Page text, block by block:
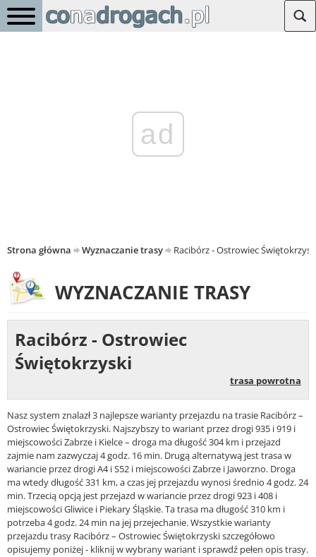
ad
Strona główna Wyznaczanie trasy Racibórz - Ostrowiec
WYZNACZANIE TRASY
Racibórz - Ostrowiec
Świętokrzyski
trasa powrotna
Nasz system znalazł 3 najlepsze warianty przejazdu na trasie Racibórz –
Ostrowiec Świętokrzyski. Najszybszy to wariant przez drogi 935 i 919 i
miejscowości Zabrze i Kielce – droga ma długość 304 km i przejazd
zajmie nam zazwyczaj 4 godz. 16 min. Drugą alternatywą jest trasa w
wariancie przez drogi A4 i S52 i miejscowości Zabrze i Jaworzno. Droga
ma wtedy długość 331 km, a czas jej przejazdu wynosi średnio 4 godz. 24
min. Trzecią opcją jest przejazd w wariancie przez drogi 923 i 408 i
miejscowości Gliwice i Piekary Śląskie. Ta trasa ma długość 310 km i
potrzeba 4 godz. 24 min na jej przejechanie. Wszystkie warianty
przejazdu trasy Racibórz – Ostrowiec Świętokrzyski szczegółowo
opisujemy poniżej - kliknij w wybrany wariant i sprawdź pełen opis trasy.